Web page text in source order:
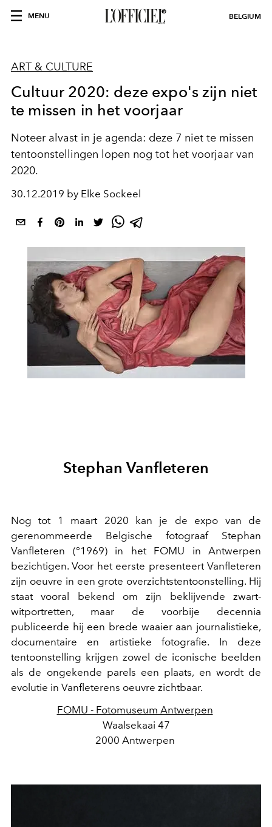
MENU BELGIUM
ART & CULTURE
Cultuur 2020: deze expo's zijn niet
te missen in het voorjaar
Noteer alvast in je agenda: deze 7 niet te missen
tentoonstellingen lopen nog tot het voorjaar van
2020.
30.12.2019 by Elke Sockeel
Stephan Vanfleteren
Nog tot 1 maart 2020 kan je de expo van de
gerenommeerde Belgische fotograaf Stephan
Vanfleteren (°1969) in het FOMU in Antwerpen
bezichtigen. Voor het eerste presenteert Vanfleteren
zijn oeuvre in een grote overzichtstentoonstelling. Hij
staat vooral bekend om zijn beklijvende zwart-
witportretten, maar de voorbije decennia
publiceerde hij een brede waaier aan journalistieke,
documentaire en artistieke fotografie. In deze
tentoonstelling krijgen zowel de iconische beelden
als de ongekende parels een plaats, en wordt de
evolutie in Vanfleterens oeuvre zichtbaar.
FOMU - Fotomuseum Antwerpen
Waalsekaai 47
2000 Antwerpen